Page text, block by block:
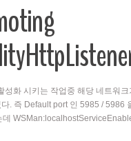
화 시키는 작업중 해당 네트워
. 즉 Default port 인 5985 / 5986